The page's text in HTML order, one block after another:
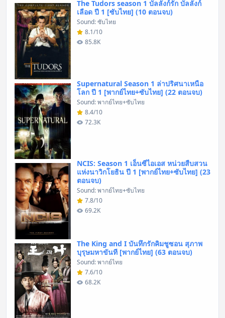
The Tudors season 1 บัลลังก์รัก บัลลังก์
เลือด ปี 1 [ซับไทย] (10 ตอนจบ)
Sound: ซับไทย
8.1/10
85.8K
Supernatural Season 1 ล่าปริศนาเหนือ
โลก ปี 1 [พากย์ไทย+ซับไทย] (22 ตอนจบ)
Sound: พากย์ไทย+ซับไทย
8.4/10
72.3K
NCIS: Season 1 เอ็นซีไอเอส หน่วยสืบสวน
แห่งนาวิกโยธิน ปี 1 [พากย์ไทย+ซับไทย] (23
ตอนจบ)
Sound: พากย์ไทย+ซับไทย
7.8/10
69.2K
The King and I บันทึกรักคิมชูซอน สุภาพ
บุรุษมหาขันที [พากย์ไทย] (63 ตอนจบ)
Sound: พากย์ไทย
7.6/10
68.2K